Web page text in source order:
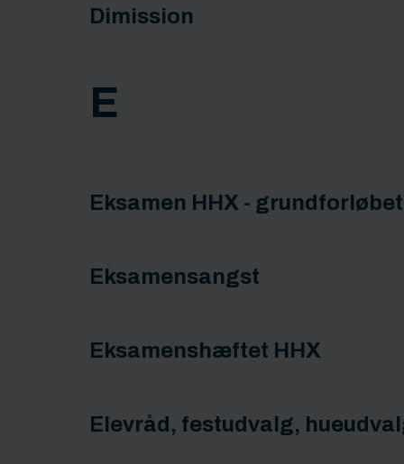
Dimission
E
Eksamen HHX - grundforløbet
Eksamensangst
Eksamenshæftet HHX
Elevråd, festudvalg,